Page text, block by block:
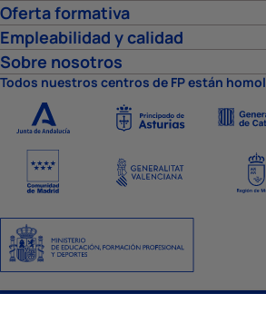
Oferta formativa
Empleabilidad y calidad
Sobre nosotros
Todos nuestros centros de FP están
Aviso LegalPolítica de privacidadPolítica de cookies